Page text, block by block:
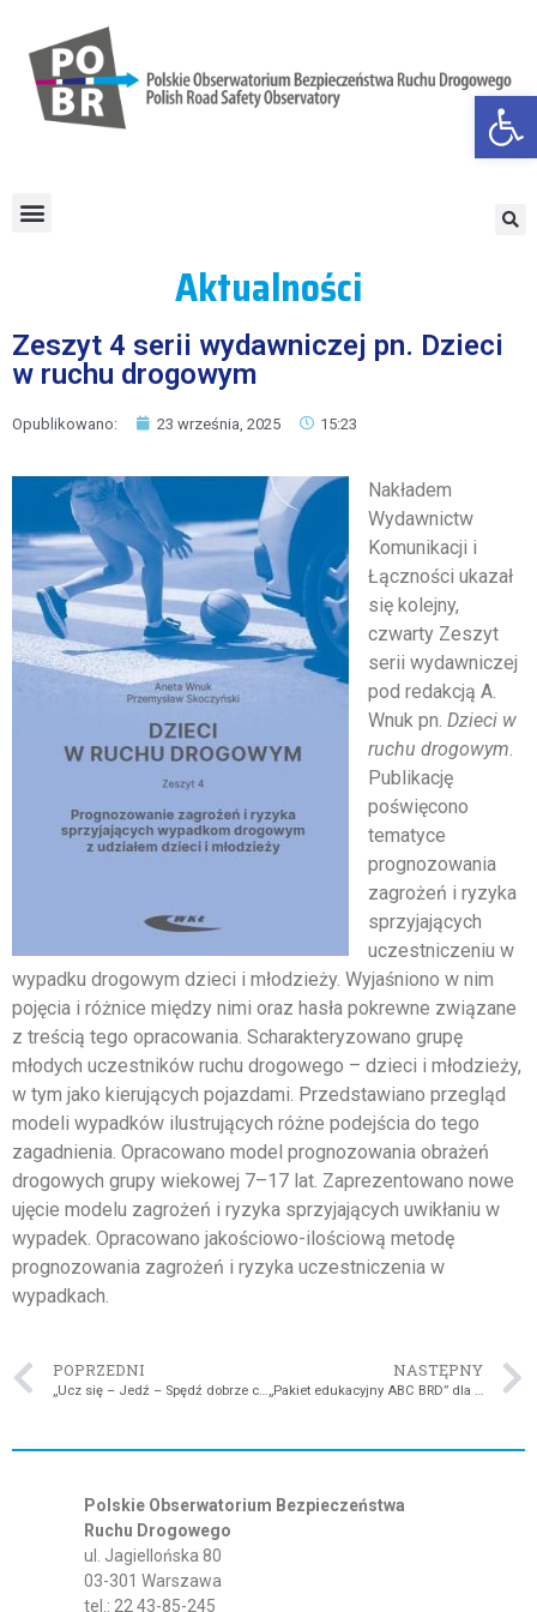
Aktualności
Zeszyt 4 serii wydawniczej pn. Dzieci
w ruchu drogowym
Opublikowano: 23 września, 2025 15:23
Nakładem
Wydawnictw
Komunikacji i
Łączności ukazał
się kolejny,
czwarty Zeszyt
serii wydawniczej
pod redakcją A.
Wnuk pn. Dzieci w
ruchu drogowym.
Publikację
poświęcono
tematyce
prognozowania
zagrożeń i ryzyka
sprzyjających
uczestniczeniu w
wypadku drogowym dzieci i młodzieży. Wyjaśniono w nim
pojęcia i różnice między nimi oraz hasła pokrewne związane
z treścią tego opracowania. Scharakteryzowano grupę
młodych uczestników ruchu drogowego – dzieci i młodzieży,
w tym jako kierujących pojazdami. Przedstawiano przegląd
modeli wypadków ilustrujących różne podejścia do tego
zagadnienia. Opracowano model progno­zowania obrażeń
drogowych grupy wiekowej 7–17 lat. Zaprezentowano nowe
ujęcie modelu zagrożeń i ryzyka sprzyjających uwikłaniu w
wypadek. Opracowano jakościowo-ilościową metodę
prognozowania zagrożeń i ryzyka uczestniczenia w
wypadkach.
POPRZEDNI NASTĘPNY
Polskie Obserwatorium Bezpieczeństwa
Ruchu Drogowego
ul. Jagiellońska 80
03-301 Warszawa
tel.: 22 43-85-245